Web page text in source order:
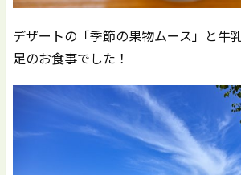
デザートの「季節の果物ムース」と牛
足のお食事でした！